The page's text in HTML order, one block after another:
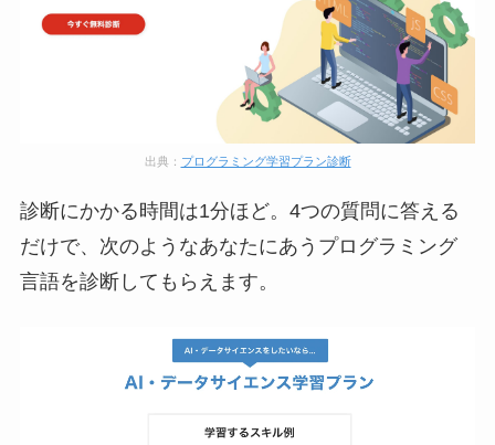
出典： プログラミング学習プラン診断
診断にかかる時間は1分ほど。4つの質問に答える
だけで、次のようなあなたにあうプログラミング
言語を診断してもらえます。